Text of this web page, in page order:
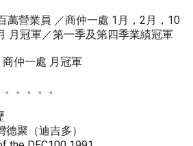
萬營業員 ／商仲一處 1月，2月，10
月冠軍／第一季及第四季業績冠軍
商仲一處 月冠軍
。。。。
德聚（迪吉多）